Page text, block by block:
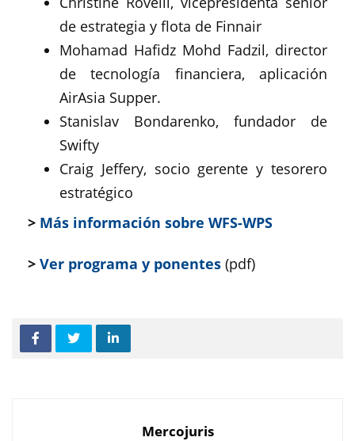
de estrategia y flota de Finnair
Mohamad Hafidz Mohd Fadzil, director
de tecnología financiera, aplicación
AirAsia Supper.
Stanislav Bondarenko, fundador de
Swifty
Craig Jeffery, socio gerente y tesorero
estratégico
> Más información sobre WFS-WPS
> Ver programa y ponentes (pdf)
Mercojuris